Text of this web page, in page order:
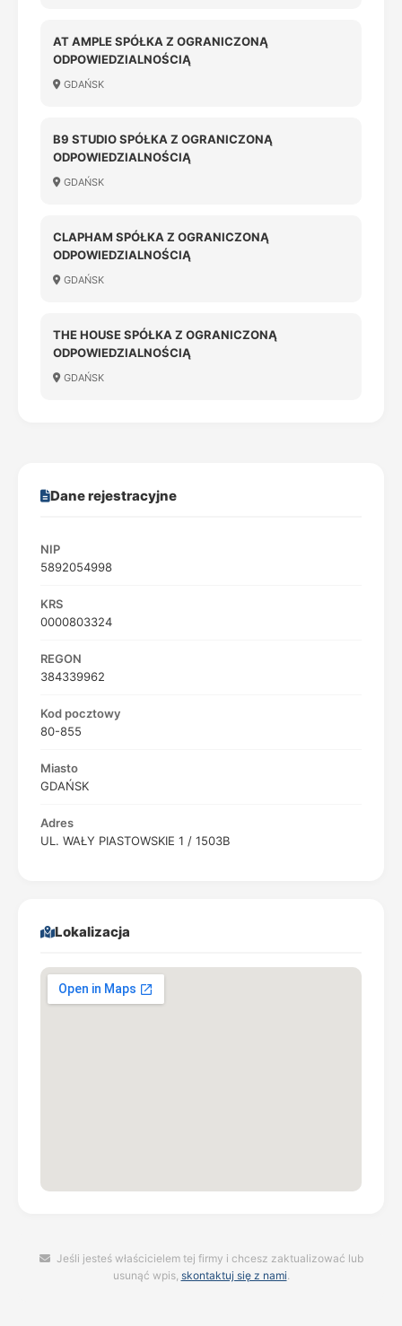
AT AMPLE SPÓŁKA Z OGRANICZONĄ
ODPOWIEDZIALNOŚCIĄ
GDAŃSK
B9 STUDIO SPÓŁKA Z OGRANICZONĄ
ODPOWIEDZIALNOŚCIĄ
GDAŃSK
CLAPHAM SPÓŁKA Z OGRANICZONĄ
ODPOWIEDZIALNOŚCIĄ
GDAŃSK
THE HOUSE SPÓŁKA Z OGRANICZONĄ
ODPOWIEDZIALNOŚCIĄ
GDAŃSK
Dane rejestracyjne
NIP
5892054998
KRS
0000803324
REGON
384339962
Kod pocztowy
80-855
Miasto
GDAŃSK
Adres
UL. WAŁY PIASTOWSKIE 1 / 1503B
Lokalizacja
Jeśli jesteś właścicielem tej firmy i chcesz zaktualizować lub
usunąć wpis, skontaktuj się z nami.